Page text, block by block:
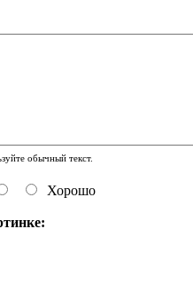
обычный текст.
Хорошо